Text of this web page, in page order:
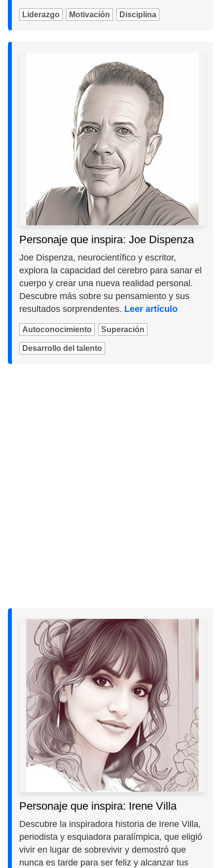
Liderazgo Motivación Disciplina
Personaje que inspira: Joe Dispenza
Joe Dispenza, neurocientífico y escritor,
explora la capacidad del cerebro para sanar el
cuerpo y crear una nueva realidad personal.
Descubre más sobre su pensamiento y sus
resultados sorprendentes. Leer artículo
Autoconocimiento Superación
Desarrollo del talento
Personaje que inspira: Irene Villa
Descubre la inspiradora historia de Irene Villa,
periodista y esquiadora paralímpica, que eligió
vivir en lugar de sobrevivir y demostró que
nunca es tarde para ser feliz y alcanzar tus